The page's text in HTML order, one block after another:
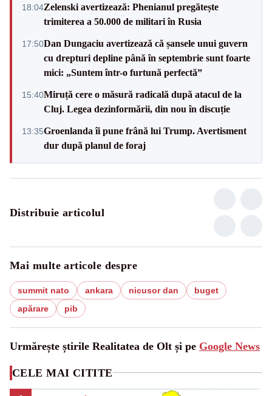
18:04Zelenski avertizează: Phenianul pregătește
trimiterea a 50.000 de militari în Rusia
17:50Dan Dungaciu avertizează că șansele unui guvern
cu drepturi depline până în septembrie sunt foarte
mici: „Suntem într-o furtună perfectă”
15:40Miruță cere o măsură radicală după atacul de la
Cluj. Legea dezinformării, din nou în discuție
13:35Groenlanda îi pune frână lui Trump. Avertisment
dur după planul de foraj
Distribuie articolul
Mai multe articole despre
summit nato ankara nicusor dan
buget
apărare
pib
Urmărește știrile Realitatea de Olt și pe Google News
CELE MAI CITITE